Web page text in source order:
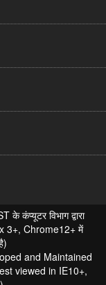
कंप्यूटर विभाग द्वारा
3+, Chrome12+ में
and Maintained
viewed in IE10+,